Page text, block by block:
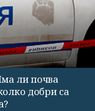
ли почва
добри са